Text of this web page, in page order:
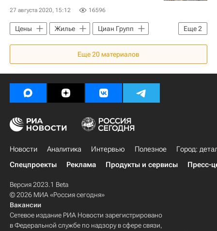
27 августа 2020, 15:12 16596
Еще2
Цены Жилье
Циан Групп
Москва
Регионы
Еще20 материалов
Новости Аналитика Интервью Полезное
Город:
Спецпроекты
Реклама Продукты и сервисы Пресс-
Версия 2023.1 Beta
© 2026 МИА «Россия сегодня»
Вакансии
Сетевое издание РИА Новости зарегистрировано
в Федеральной службе по надзору в сфере связи,